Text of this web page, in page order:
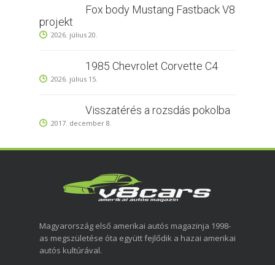
Fox body Mustang Fastback V8
projekt
2026. július 20.
1985 Chevrolet Corvette C4
2026. július 15.
Visszatérés a rozsdás pokolba
2017. december 8.
Magyarország első amerikai autós magazinja 1998-
as megszületése óta együtt fejlődik a hazai amerikai
autós kultúrával.